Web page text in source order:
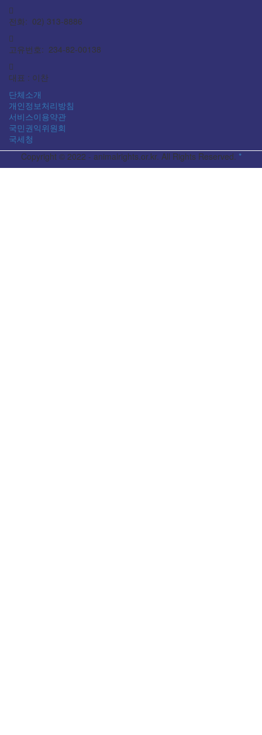
전화: 02) 313-8886
고유번호: 234-82-00138
대표 : 이찬
단체소개
개인정보처리방침
서비스이용약관
국민권익위원회
국세청
Copyright © 2022 - animalrights.or.kr. All Rights Reserved. *